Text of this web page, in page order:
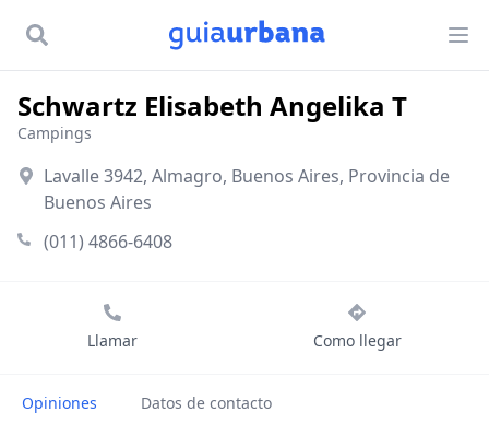
Schwartz Elisabeth Angelika T
Campings
Lavalle 3942, Almagro, Buenos Aires, Provincia de
Buenos Aires
(011) 4866-6408
Llamar Como llegar
Opiniones Datos de contacto